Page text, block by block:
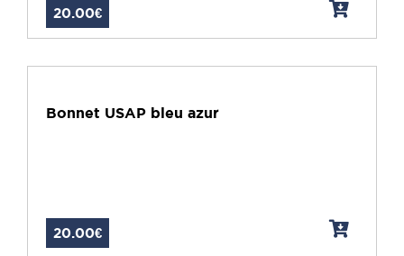
20.00€
Bonnet USAP bleu azur
20.00€